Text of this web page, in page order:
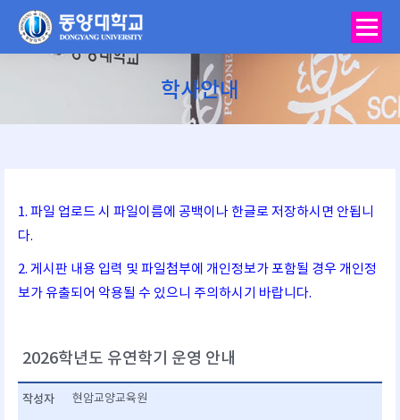
학사안내
You are here:
1. 파일 업로드 시 파일이름에 공백이나 한글로 저장하시면 안됩니
다.
2. 게시판 내용 입력 및 파일첨부에 개인정보가 포함될 경우 개인정
보가 유출되어 악용될 수 있으니 주의하시기 바랍니다.
2026학년도 유연학기 운영 안내
작성자 현암교양교육원